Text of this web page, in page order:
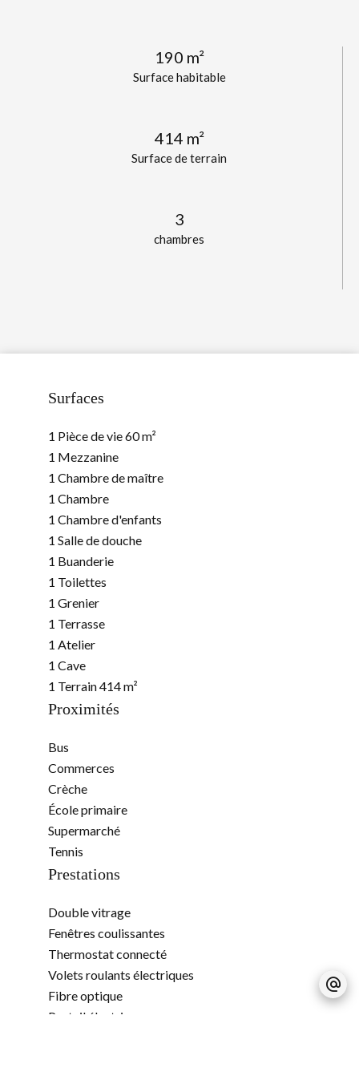
Surface habitable
190 m²
Surface de terrain
414 m²
chambres
3
Surfaces
1 Pièce de vie60 m²
1 Mezzanine
1 Chambre de maître
1 Chambre
1 Chambre d'enfants
1 Salle de douche
1 Buanderie
1 Toilettes
1 Grenier
1 Terrasse
1 Atelier
1 Cave
1 Terrain414 m²
Proximités
Bus
Commerces
Crèche
École primaire
Supermarché
Tennis
Prestations
Double vitrage
Fenêtres coulissantes
Thermostat connecté
Volets roulants électriques
Fibre optique
Portail électrique